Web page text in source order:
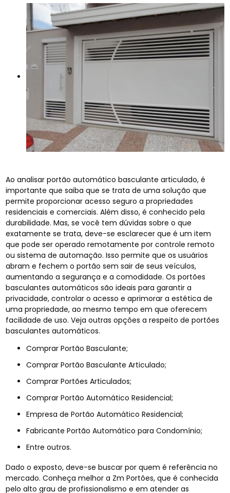
Ao analisar portão automático basculante articulado, é
importante que saiba que se trata de uma solução que
permite proporcionar acesso seguro a propriedades
residenciais e comerciais. Além disso, é conhecido pela
durabilidade. Mas, se você tem dúvidas sobre o que
exatamente se trata, deve-se esclarecer que é um item
que pode ser operado remotamente por controle remoto
ou sistema de automação. Isso permite que os usuários
abram e fechem o portão sem sair de seus veículos,
aumentando a segurança e a comodidade. Os portões
basculantes automáticos são ideais para garantir a
privacidade, controlar o acesso e aprimorar a estética de
uma propriedade, ao mesmo tempo em que oferecem
facilidade de uso. Veja outras opções a respeito de portões
basculantes automáticos.
Comprar Portão Basculante;
Comprar Portão Basculante Articulado;
Comprar Portões Articulados;
Comprar Portão Automático Residencial;
Empresa de Portão Automático Residencial;
Fabricante Portão Automático para Condomínio;
entre outros.
Dado o exposto, deve-se buscar por quem é referência no
mercado. Conheça melhor a Zm Portões, que é conhecida
pelo alto grau de profissionalismo e em atender as